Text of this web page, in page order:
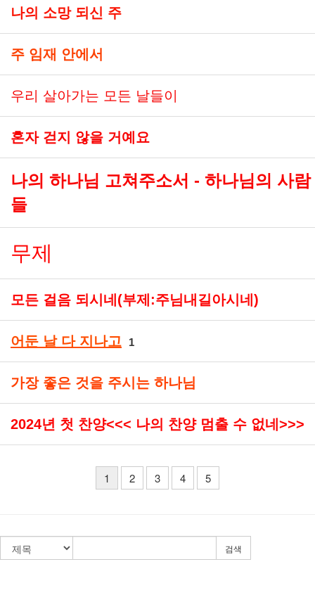
나의 소망 되신 주
주 임재 안에서
우리 살아가는 모든 날들이
혼자 걷지 않을 거예요
나의 하나님 고쳐주소서 - 하나님의 사람
들
무제
모든 걸음 되시네(부제:주님내길아시네)
어둔 날 다 지나고 1
가장 좋은 것을 주시는 하나님
2024년 첫 찬양<<< 나의 찬양 멈출 수 없네>>>
1 2 3 4 5
검색